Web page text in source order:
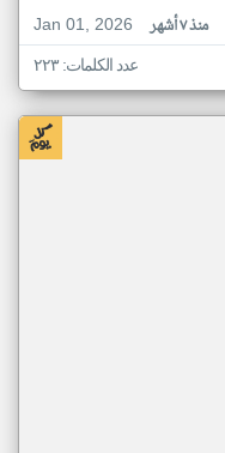
Jan 01, 2026
منذ ٧ أشهر
عدد الكلمات: ٢٢٣